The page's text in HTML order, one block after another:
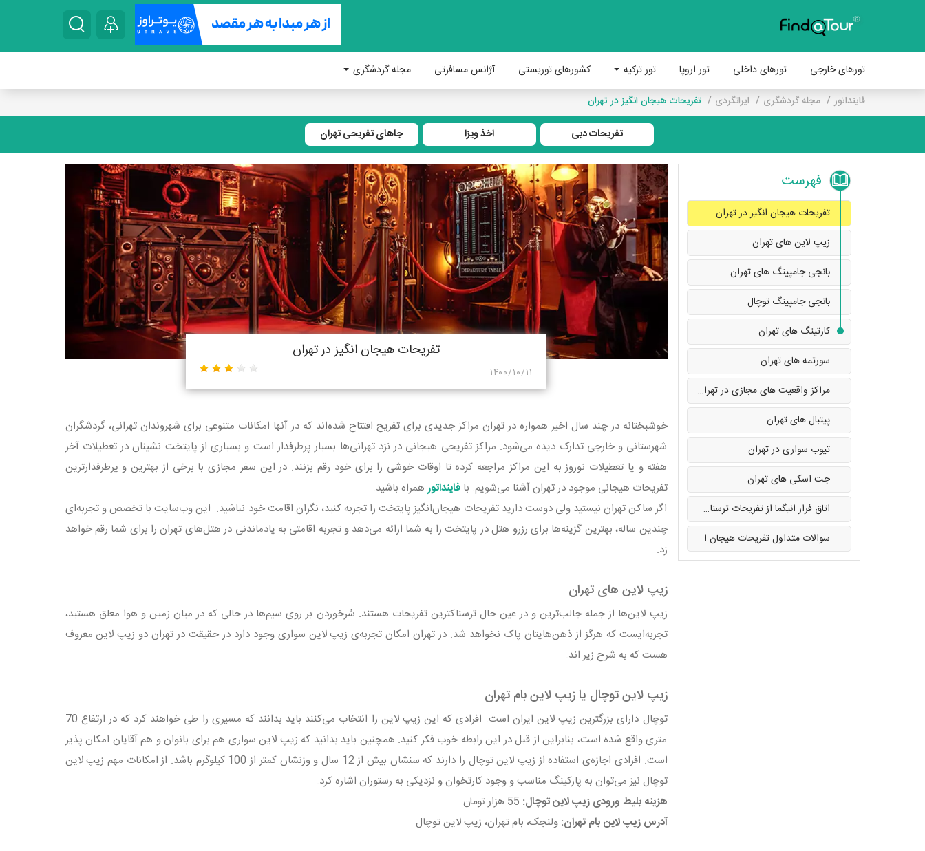
تورهای خارجی تورهای داخلی تور اروپا تور ترکیه کشورهای توریستی آژانس مسافرتی مجله گردشگری
فاینداتور مجله گردشگری ایرانگردی تفریحات هیجان انگیز در تهران
تفریحات دبی اخذ ویزا جاهای تفریحی تهران
فهرست
تفریحات هیجان انگیز در تهران
زیپ لاین های تهران
بانجی جامپینگ های تهران
بانجی جامپینگ توچال
کارتینگ های تهران
سورتمه های تهران
مراکز واقعیت های مجازی در تهران
پیتبال های تهران
تیوب سواری در تهران
جت اسکی های تهران
اتاق فرار انیگما از تفریحات ترسناک تهران
سوالات متداول تفریحات هیجان انگیز در تهران
تفریحات هیجان انگیز در تهران
۱۴۰۰/۱۰/۱۱
خوشبختانه در چند سال اخیر همواره در تهران مراکز جدیدی برای تفریح افتتاح شده‌اند که در آنها امکانات متنوعی برای شهروندان تهرانی، گردشگران
شهرستانی و خارجی تدارک دیده می‌شود. مراکز تفریحی هیجانی در نزد تهرانی‌ها بسیار پرطرفدار است و بسیاری از پایتخت نشینان در تعطیلات آخر
هفته و یا تعطیلات نوروز به این مراکز مراجعه کرده تا اوقات خوشی را برای خود رقم بزنند. در این سفر مجازی با برخی از بهترین و پرطرفدارترین
تفریحات هیجانی موجود در تهران آشنا می‌شویم. بافاینداتورهمراه باشید.
اگر ساکن تهران نیستید ولی دوست دارید تفریحات هیجان‌انگیز پایتخت را تجربه کنید، نگران اقامت خود نباشید. این وب‌سایت با تخصص و تجربه‌ای
چندین ساله، بهترین گزینه‌ها برای رزرو هتل در پایتخت را به شما ارائه می‌دهد و تجربه اقامتی به یادماندنی در هتل‌های تهران را برای شما رقم خواهد
زد.
زیپ لاین های تهران
زیپ لاین‌ها از جمله جالب‌ترین و در عین حال ترسناکترین تفریحات هستند. سُرخوردن بر روی سیم‌ها در حالی که در میان زمین و هوا معلق هستید،
تجربه‌ایست که هرگز از ذهن‌هایتان پاک نخواهد شد. در تهران امکان تجربه‌ی زیپ لاین سواری وجود دارد در حقیقت در تهران دو زیپ لاین معروف
هست که به شرح زیر اند.
زیپ لاین توچال یا زیپ لاین بام تهران
توچال دارای بزرگترین زیپ لاین ایران است. افرادی که این زیپ لاین را انتخاب می‌کنند باید بدانند که مسیری را طی خواهند کرد که در ارتفاع 70
متری واقع شده است، بنابراین از قبل در این رابطه خوب فکر کنید. همچنین باید بدانید که زیپ لاین سواری هم برای بانوان و هم آقایان امکان پذیر
است. افرادی اجازه‌ی استفاده از زیپ لاین توچال را دارند که سنشان بیش از 12 سال و وزنشان کمتر از 100 کیلوگرم باشد. از امکانات مهم زیپ لاین
توچال نیز می‌توان به پارکینگ مناسب و وجود کارتخوان و نزدیکی به رستوران اشاره کرد.
هزینه بلیط ورودی زیپ لاین توچال:
آدرس زیپ لاین بام تهران: ولنجک، بام تهران، زیپ لاین توچال